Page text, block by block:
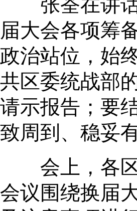
张荃在讲话
届大会各项筹
政治站位，始
共区委统战部
请示报告；要
致周到、稳妥
会上，各区
会议围绕换届